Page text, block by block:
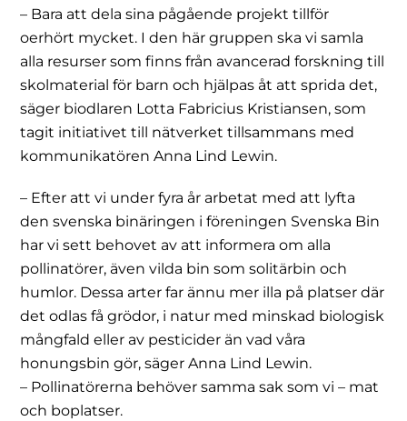
– Bara att dela sina pågående projekt tillför
oerhört mycket. I den här gruppen ska vi samla
alla resurser som finns från avancerad forskning till
skolmaterial för barn och hjälpas åt att sprida det,
säger biodlaren Lotta Fabricius Kristiansen, som
tagit initiativet till nätverket tillsammans med
kommunikatören Anna Lind Lewin.
– Efter att vi under fyra år arbetat med att lyfta
den svenska binäringen i föreningen Svenska Bin
har vi sett behovet av att informera om alla
pollinatörer, även vilda bin som solitärbin och
humlor. Dessa arter far ännu mer illa på platser där
det odlas få grödor, i natur med minskad biologisk
mångfald eller av pesticider än vad våra
honungsbin gör, säger Anna Lind Lewin.
– Pollinatörerna behöver samma sak som vi – mat
och boplatser.